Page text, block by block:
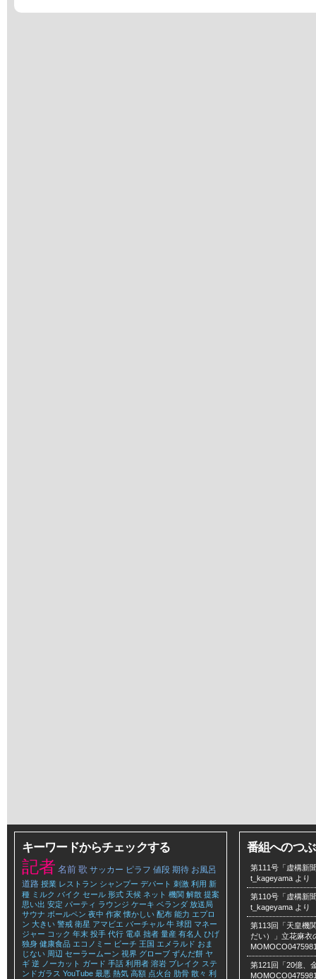
キーワードからチェックする
記者 名前 歌 サッカー ピラフ 値段 期待 お風呂
道路 授業 レストラン シャンプー デパート 刺激 利用 新
種 ミルク バイク セール 形式 天候 ネット 機関 解散 提案
思い出 安定 パーティ ラウンジ ケーキ ベランダ 放送局
サウナ ボールペン 夜中 作家 懐かしい 配布 能力 エプロ
ン 大きい 警戒 衛星 アマビエ バーチャル 牛 球団 マネー
ジャー コック 年末 投手 代行 電卓 拙者 量産 有名人 ひげ
独身 健康食品 エコノミー ビーチ 王国 エメラルド おま
じない 周辺 セーラームーン 視界 グローブ ずんだ餅 ヤ
ギ 逆 ノーカット ガード 手話 利用者 溶岩 ブレイク ステ
ンドガラス YouTube 最悪 熱気 高額 点火台 肋骨 散々 利
番組へのつ
第111号「虚構新
t_kageyama より
第110号「虚構新
t_kageyama より
第113回「天皇機
だい）」立花麻衣
第121回「20億、